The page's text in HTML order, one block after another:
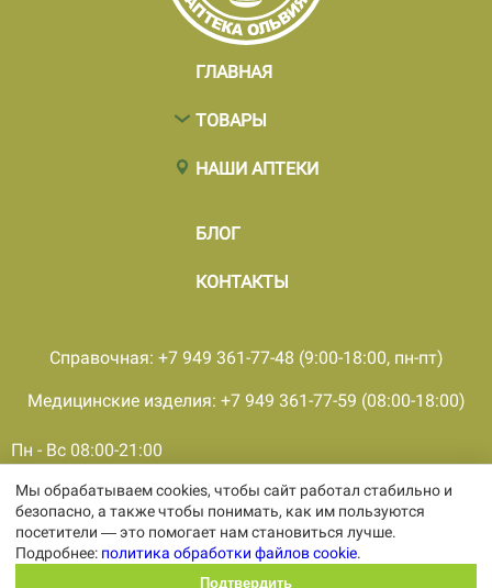
ГЛАВНАЯ
ТОВАРЫ
НАШИ АПТЕКИ
БЛОГ
КОНТАКТЫ
Пн - Вс 08:00-21:00
Справочная: +7 949 361-77-48 (9:00-18:00, пн-пт)
Медицинские изделия: +7 949 361-77-59 (08:00-18:00)
© 2001 - 2026, все права защищены, ООО «ПКМФ «Ольвия-
Мединвест», ИНН 9308009362 КПП 930301001
Политика конфиденциальности
Политика обработки персональных
Мы обрабатываем cookies, чтобы сайт работал стабильно и
безопасно, а также чтобы понимать, как им пользуются
посетители — это помогает нам становиться лучше.
Подробнее: политика обработки файлов cookie.
Подтвердить